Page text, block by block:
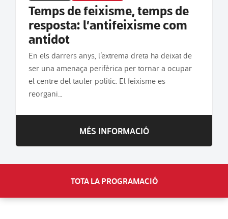
Temps de feixisme, temps de
resposta: l’antifeixisme com
antídot
En els darrers anys, l’extrema dreta ha deixat de
ser una amenaça perifèrica per tornar a ocupar
el centre del tauler polític. El feixisme es
reorgani…
MÉS INFORMACIÓ
TOTA LA PROGRAMACIÓ